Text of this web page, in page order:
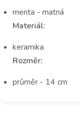
menta - matná
Materiál:
keramika
Rozměr:
průměr - 14 cm